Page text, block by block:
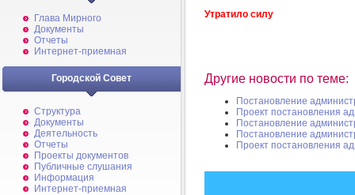
Глава Мирного
Документы
Отчеты
Интернет-приемная
Городской Совет
Структура
Документы
Деятельность
Отчеты
Проекты документов
Публичные слушания
Информация
Интернет-приемная
Утратило силу
Другие новости по теме:
Постановление
Проект постановления
Постановление
Постановление
Проект постановления